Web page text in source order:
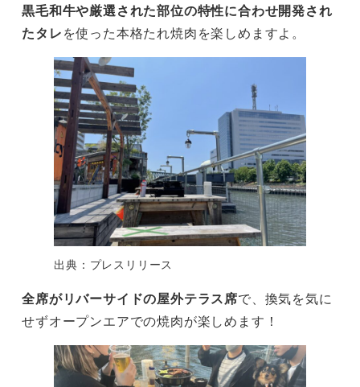
黒毛和牛や厳選された部位の特性に合わせ開発され
たタレを使った本格たれ焼肉を楽しめますよ。
出典：プレスリリース
全席がリバーサイドの屋外テラス席で、換気を気に
せずオープンエアでの焼肉が楽しめます！